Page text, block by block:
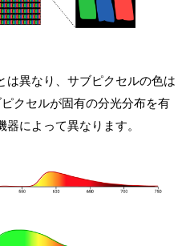
は異なり、サブピクセルの色は
クセルが固有の分光分布を有
によって異なります。